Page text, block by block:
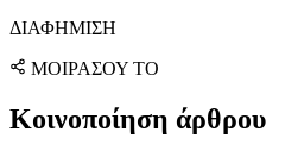
ΔΙΑΦΗΜΙΣΗ
ΜΟΙΡΑΣΟΥ ΤΟ
Κοινοποίηση άρθρου